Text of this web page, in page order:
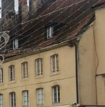
locale